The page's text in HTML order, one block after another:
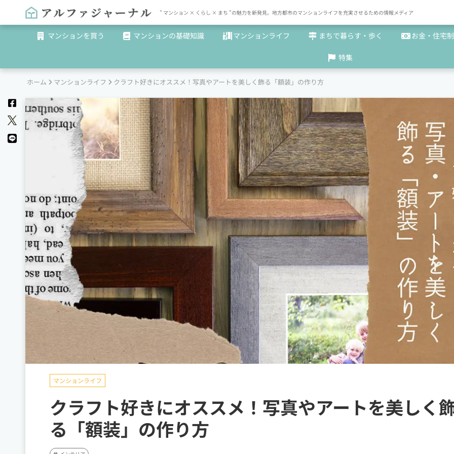
" マンション × くらし × まち "の魅力を新発見。地方都市のマンションライフを充実させるための情報メディア
マンションを買う マンションの基礎知識 マンションライフ まちで暮らす・歩く お金・住宅
特集
ホーム マンションライフ クラフト好きにオススメ！写真やアートを美しく飾る「額装」の作り方
マンションライフ
クラフト好きにオススメ！写真やアートを美しく
る「額装」の作り方